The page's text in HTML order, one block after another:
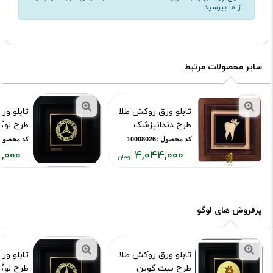
از ما بپرسید..
سایر محصولات مرتبط
تابلو ورق روکش طلا
طرح دندانپزشک
کد محصول :10008026
4,044,000
تابلو
طرح
کد محصول
پرفروش های لوگو
تابلو ورق روکش طلا
طرح بیت کوین
تابلو
طرح